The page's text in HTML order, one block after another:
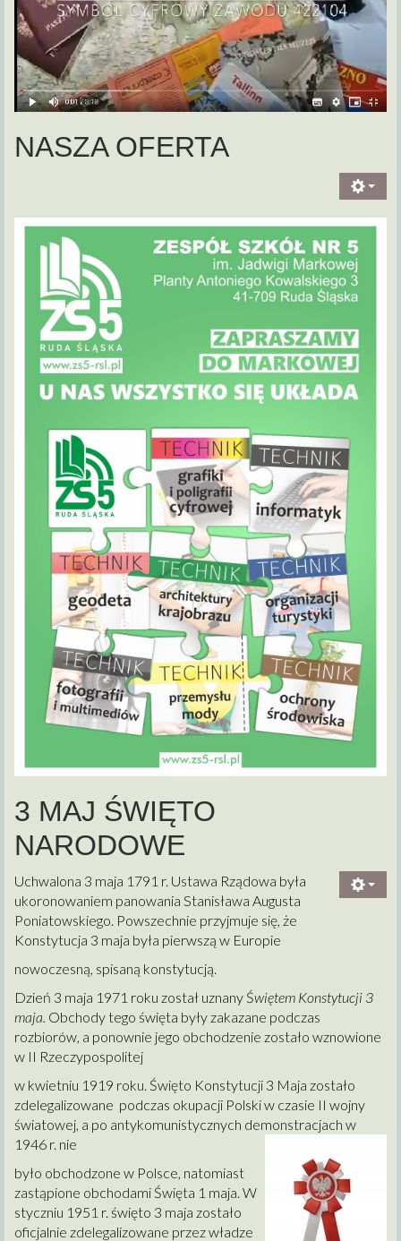
NASZA OFERTA
3 MAJ ŚWIĘTO
NARODOWE
Uchwalona 3 maja 1791 r. Ustawa Rządowa była
ukoronowaniem panowania Stanisława Augusta
Poniatowskiego. Powszechnie przyjmuje się, że
Konstytucja 3 maja była pierwszą w Europie
nowoczesną, spisaną konstytucją.
Dzień 3 maja 1971 roku został uznany Świętem Konstytucji 3
maja. Obchody tego święta były zakazane podczas
rozbiorów, a ponownie jego obchodzenie zostało wznowione
w II Rzeczypospolitej
w kwietniu 1919 roku. Święto Konstytucji 3 Maja zostało
zdelegalizowane podczas okupacji Polski w czasie II wojny
światowej, a po antykomunistycznych demonstracjach w
1946 r. nie
było obchodzone w Polsce, natomiast
zastąpione obchodami Święta 1 maja. W
styczniu 1951 r. święto 3 maja zostało
oficjalnie zdelegalizowane przez władze